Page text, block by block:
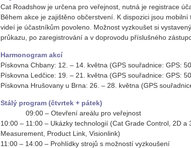
Cat Roadshow je určena pro veřejnost, nutná je registrace
Během akce je zajištěno občerstvení. K dispozici jsou
videí je účastníkům povoleno. Možnost vyzkoušet si
průkazu, po zaregistrování a v doprovodu příslušného
Harmonogram akcí
Pískovna Chbany: 12. – 14. května (GPS souřadnice: GPS:
Pískovna Ledčice: 19. – 21. května (GPS souřadnice: GPS:
Pískovna Hrušovany u Brna: 26. – 28. května (GPS
Stálý program (čtvrtek + pátek)
09:00 – Otevření areálu pro veřejnost
10:00 – 11:00 – Ukázky technologií (Cat Grade Control, 2D a
Measurement, Product Link, Visionlink)
11:00 – 14:00 – Prohlídky strojů s možností vyzkoušení